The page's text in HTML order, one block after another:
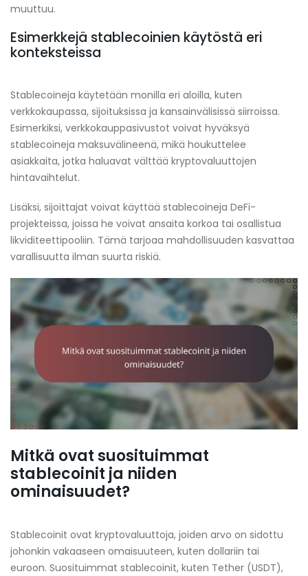
muuttuu.
Esimerkkejä stablecoinien käytöstä eri
konteksteissa
Stablecoineja käytetään monilla eri aloilla, kuten
verkkokaupassa, sijoituksissa ja kansainvälisissä siirroissa.
Esimerkiksi, verkkokauppasivustot voivat hyväksyä
stablecoineja maksuvälineenä, mikä houkuttelee
asiakkaita, jotka haluavat välttää kryptovaluuttojen
hintavaihtelut.
Lisäksi, sijoittajat voivat käyttää stablecoineja DeFi-
projekteissa, joissa he voivat ansaita korkoa tai osallistua
likviditeettipooliin. Tämä tarjoaa mahdollisuuden kasvattaa
varallisuutta ilman suurta riskiä.
Mitkä ovat suosituimmat
stablecoinit ja niiden
ominaisuudet?
Stablecoinit ovat kryptovaluuttoja, joiden arvo on sidottu
johonkin vakaaseen omaisuuteen, kuten dollariin tai
euroon. Suosituimmat stablecoinit, kuten Tether (USDT),